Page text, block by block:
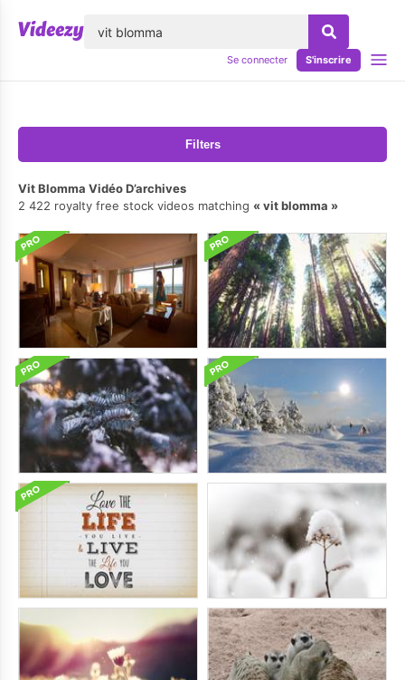
Se connecter S'inscrire
Filters
Vit Blomma Vidéo D’archives
2 422 royalty free stock videos matching
vit blomma